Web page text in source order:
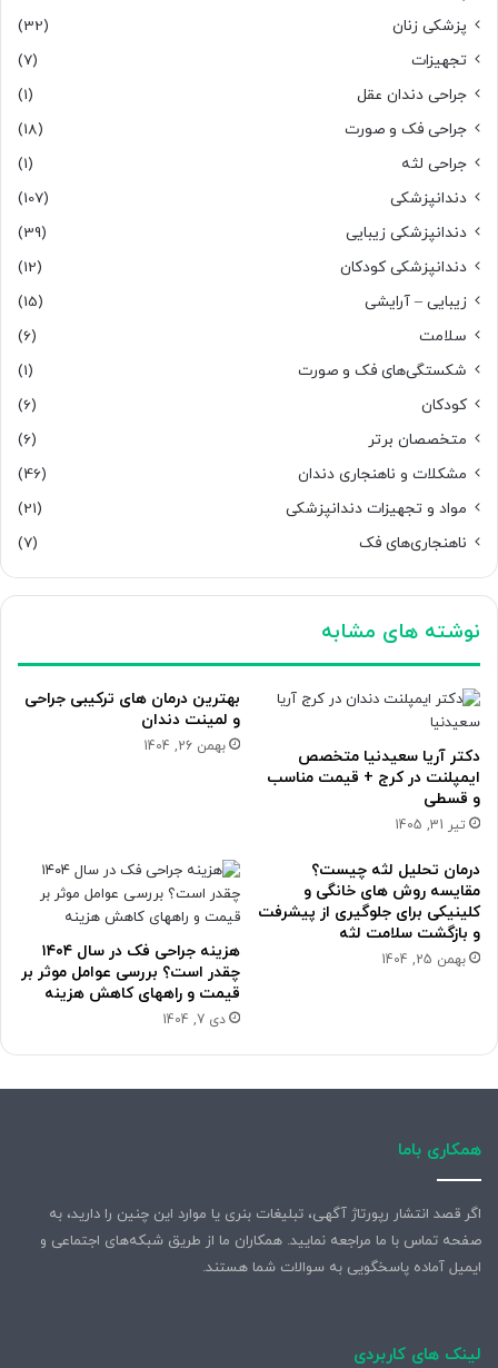
پزشکی زنان
(32)
تجهیزات
(7)
جراحی دندان عقل
(1)
جراحی فک و صورت
(18)
جراحی لثه
(1)
دندانپزشکی
(107)
دندانپزشکی زیبایی
(39)
دندانپزشکی کودکان
(12)
زیبایی – آرایشی
(15)
سلامت
(6)
شکستگی‌های فک و صورت
(1)
کودکان
(6)
متخصصان برتر
(6)
مشکلات و ناهنجاری دندان
(46)
مواد و تجهیزات دندانپزشکی
(21)
ناهنجاری‌های فک
(7)
نوشته های مشابه
دکتر آریا سعیدنیا متخصص
ایمپلنت در کرج + قیمت مناسب
و قسطی
تیر 31, 1405
بهترین درمان های ترکیبی جراحی
و لمینت دندان
بهمن 26, 1404
درمان تحلیل لثه چیست؟
مقایسه روش های خانگی و
کلینیکی برای جلوگیری از پیشرفت
و بازگشت سلامت لثه
بهمن 25, 1404
هزینه جراحی فک در سال ۱۴۰۴
چقدر است؟ بررسی عوامل موثر بر
قیمت و راههای کاهش هزینه
دی 7, 1404
همکاری باما
اگر قصد انتشار رپورتاژ آگهی، تبلیغات بنری یا موارد این چنین را دارید، به
صفحه تماس با ما مراجعه نمایید. همکاران ما از طریق شبکه‌های اجتماعی و
ایمیل آماده پاسخگویی به سوالات شما هستند.
لینک های کاربردی